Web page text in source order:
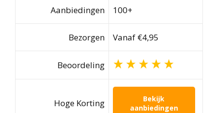
Aanbiedingen 100+
Bezorgen Vanaf €4,95
Beoordeling
Hoge Korting
Bekijk
aanbiedingen